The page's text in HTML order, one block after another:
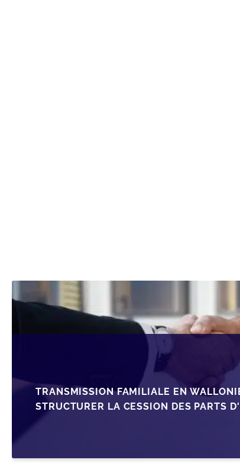
TRANSMISSION FAMILIALE EN
STRUCTURER LA CESSION DES PARTS
SRL